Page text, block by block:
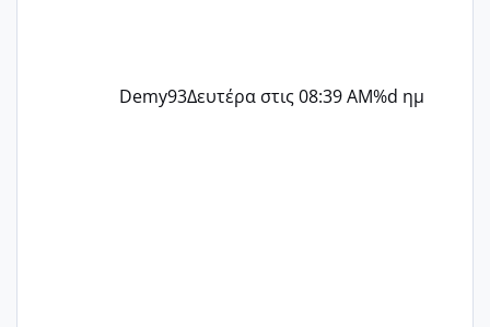
Demy93Δευτέρα στις 08:39 AM%d ημ